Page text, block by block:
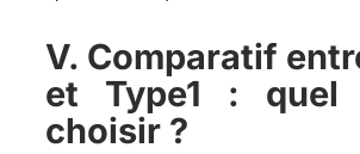
V. Comparatif
et Type1 : quel
choisir ?